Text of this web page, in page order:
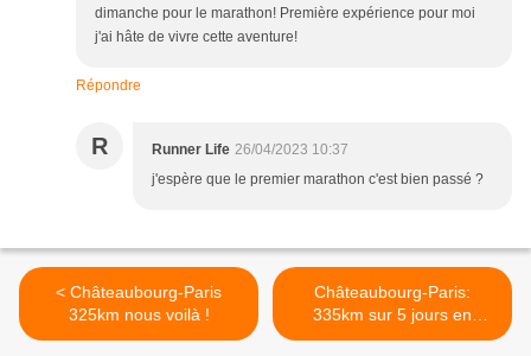
dimanche pour le marathon! Première expérience pour moi
j'ai hâte de vivre cette aventure!
Répondre
R Runner Life 26/04/2023 10:37
j'espère que le premier marathon c'est bien passé ?
< Châteaubourg-Paris
325km nous voilà !
Châteaubourg-Paris:
335km sur 5 jours en
courant, une aventure